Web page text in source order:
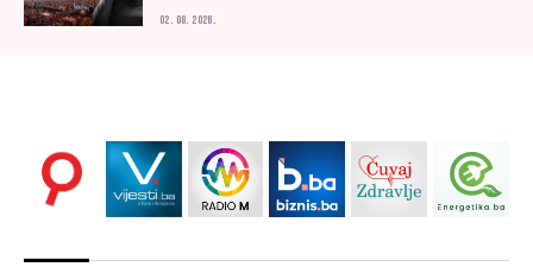
02. 08. 2026.